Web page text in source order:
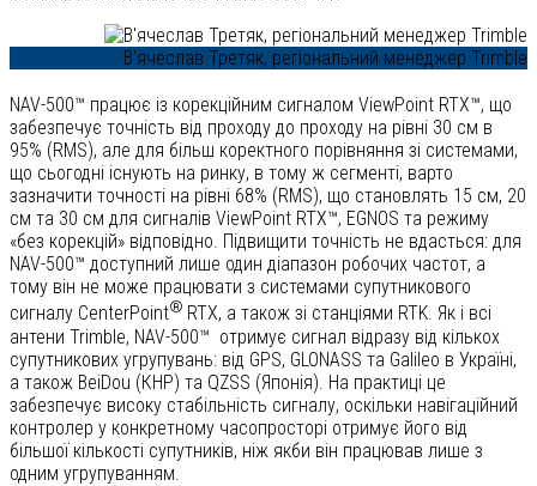
В'ячеслав Третяк, регіональний менеджер Trimble
NAV-500™ працює із корекційним сигналом ViewPoint RTX™, що
забезпечує точність від проходу до проходу на рівні 30 см в
95% (RMS), але для більш коректного порівняння зі системами,
що сьогодні існують на ринку, в тому ж сегменті, варто
зазначити точності на рівні 68% (RMS), що становлять 15 см, 20
см та 30 см для сигналів ViewPoint RTX™, EGNOS та режиму
«без корекцій» відповідно. Підвищити точність не вдасться: для
NAV-500™ доступний лише один діапазон робочих частот, а
тому він не може працювати з системами супутникового
сигналу CenterPoint® RTX, а також зі станціями RTK. Як і всі
антени Trimble, NAV-500™ отримує сигнал відразу від кількох
супутникових угрупувань: від GPS, GLONASS та Galileo в Україні,
а також BeiDou (КНР) та QZSS (Японія). На практиці це
забезпечує високу стабільність сигналу, оскільки навігаційний
контролер у конкретному часопросторі отримує його від
більшої кількості супутників, ніж якби він працював лише з
одним угрупуванням.